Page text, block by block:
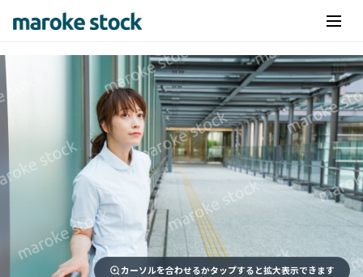
カーソルを合わせるかタップすると拡大表示できます